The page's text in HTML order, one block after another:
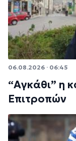
06.08.2026 · 06:45
“Αγκάθι” η
Επιτροπών